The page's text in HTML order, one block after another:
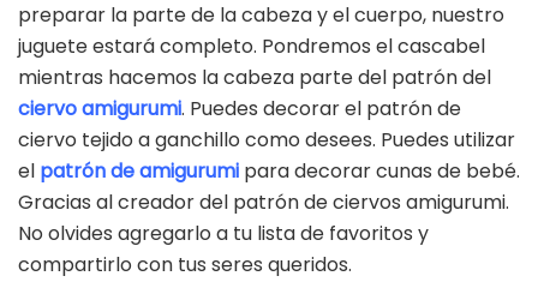
preparar la parte de la cabeza y el cuerpo, nuestro
juguete estará completo. Pondremos el cascabel
mientras hacemos la cabeza parte del patrón del
ciervo amigurumi. Puedes decorar el patrón de
ciervo tejido a ganchillo como desees. Puedes utilizar
el patrón de amigurumi para decorar cunas de bebé.
Gracias al creador del patrón de ciervos amigurumi.
No olvides agregarlo a tu lista de favoritos y
compartirlo con tus seres queridos.